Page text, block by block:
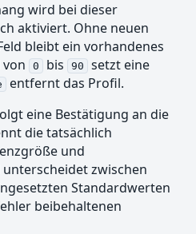
wird bei dieser
aktiviert. Ohne neuen
bleibt ein vorhandenes
0 bis 90
setzt eine
entfernt das Profil.
eine Bestätigung an die
die tatsächlich
und
zwischen
Standardwerten
beibehaltenen